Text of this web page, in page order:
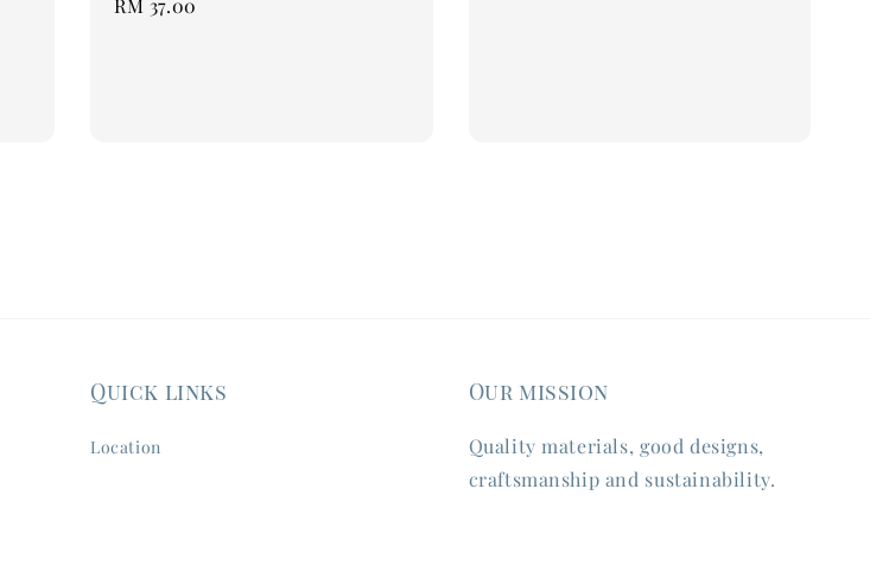
Regular
RM 37.00
Quick links
Location
Our mission
Quality materials, good designs,
craftsmanship and sustainability.